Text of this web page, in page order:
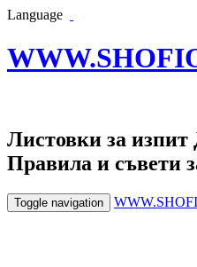
Language
Листовки за
Правила и съвети
Toggle navigation